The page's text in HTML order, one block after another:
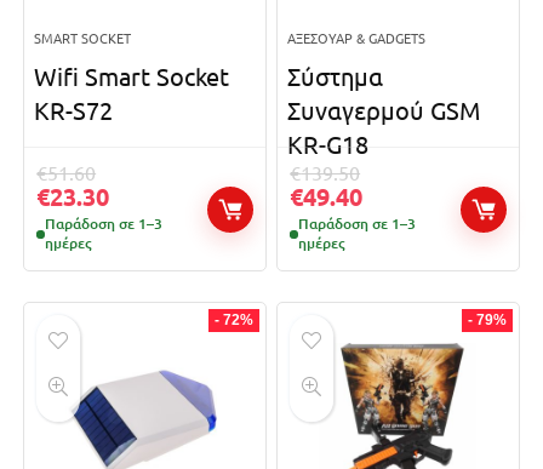
SMART SOCKET
Wifi Smart Socket
KR-S72
€51.60
€23.30
Παράδοση σε 1–3
ημέρες
ΑΞΕΣΟΥΆΡ & GADGETS
Σύστημα
Συναγερμού GSM
KR-G18
€139.50
€49.40
Παράδοση σε 1–3
ημέρες
- 72% - 79%